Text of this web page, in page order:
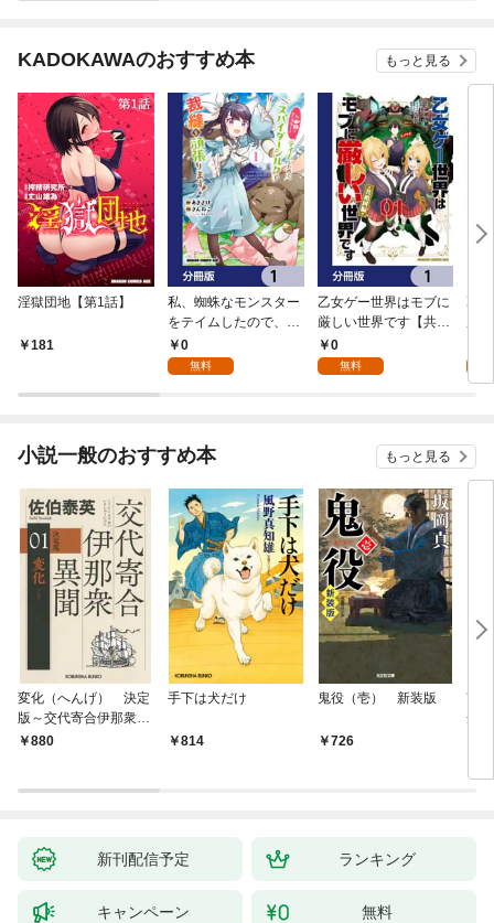
KADOKAWAのおすすめ本 もっと見る
淫獄団地【第1話】
181
私、蜘蛛なモンスター
をテイムしたので、ス
パイダーシルクで裁縫
を頑張ります！【分冊
0
無料
乙女ゲー世界はモブに
厳しい世界です【共和
国編】【分冊版】 1
0
無料
乙
小説一般のおすすめ本 もっと見る
変化（へんげ） 決定
版～交代寄合伊那衆異
聞（1）～
880
手下は犬だけ
814
鬼役（壱） 新装版
726
南
舟
新刊配信予定 ランキング
キャンペーン 無料